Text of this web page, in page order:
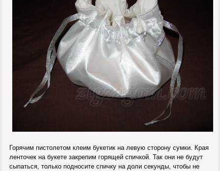
Горячим пистолетом клеим букетик на левую сторону сумки. Края
ленточек на букете закрепим горящей спичкой. Так они не будут
сыпаться, только подносите спичку на доли секунды, чтобы не